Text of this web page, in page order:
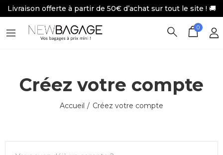
Livraison offerte à partir de 50€ d’achat sur tout le site ! 🚚
0
Créez votre compte
Accueil Créez votre compte